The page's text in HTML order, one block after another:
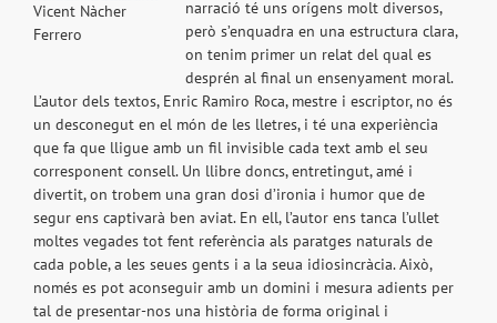
Vicent Nàcher
Ferrero
narració té uns orígens molt diversos,
però s’enquadra en una estructura clara,
on tenim primer un relat del qual es
desprén al final un ensenyament moral.
L’autor dels textos, Enric Ramiro Roca, mestre i escriptor, no és
un desconegut en el món de les lletres, i té una experiència
que fa que lligue amb un fil invisible cada text amb el seu
corresponent consell. Un llibre doncs, entretingut, amé i
divertit, on trobem una gran dosi d’ironia i humor que de
segur ens captivarà ben aviat. En ell, l’autor ens tanca l’ullet
moltes vegades tot fent referència als paratges naturals de
cada poble, a les seues gents i a la seua idiosincràcia. Això,
només es pot aconseguir amb un domini i mesura adients per
tal de presentar-nos una història de forma original i